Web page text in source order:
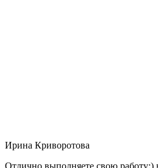
Ирина Криворотова
Отлично выполняете свою работу:)